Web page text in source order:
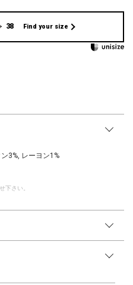
38 Find your size
3%, レーヨン1%
下さい。
美脚ストレートパンツ
ンを拾わずにすっきり見せるシル